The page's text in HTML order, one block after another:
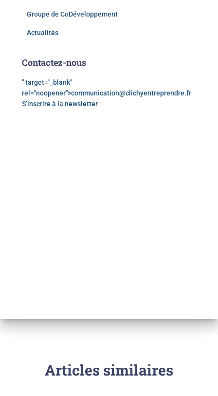
Groupe de CoDéveloppement
Actualités
Contactez-nous
" target="_blank"
rel="noopener">communication@clichyentreprendre.fr
S’inscrire à la newsletter
Articles similaires